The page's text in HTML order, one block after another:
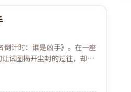
倒计时：谁是凶手》。在一座
试图揭开尘封的过往，却发